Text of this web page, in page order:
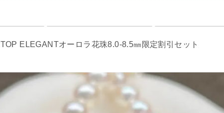
TOP ELEGANTオーロラ花珠8.0-8.5㎜限定割引セット